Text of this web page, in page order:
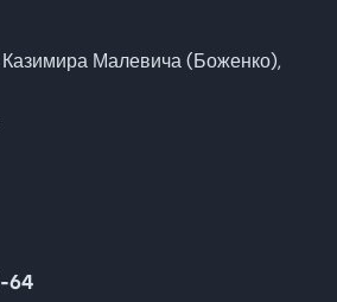
Казимира Малевича (Боженко),
64